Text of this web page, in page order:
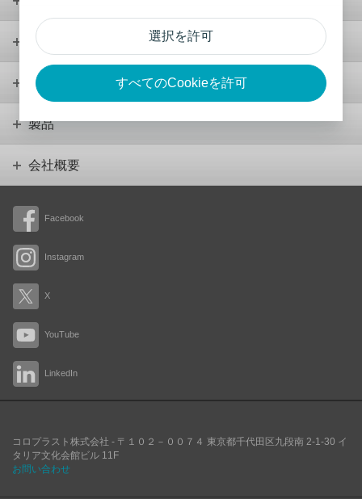
選択を許可
すべてのCookieを許可
Facebook
Instagram
X
YouTube
LinkedIn
ウンドケア
ウロロジー
製品
会社概要
コロプラスト株式会社 - 〒１０２－００７４ 東京都千代田区九段南 2-1-30 イ
タリア文化会館ビル 11F
お問い合わせ